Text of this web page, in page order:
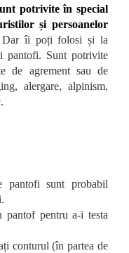
potrivite în special
și persoanelor
Dar îi poți folosi și la
pantofi. Sunt potrivite
de agrement sau de
alergare, alpinism,
pantofi sunt probabil
pentru a-i testa
conturul (în partea de